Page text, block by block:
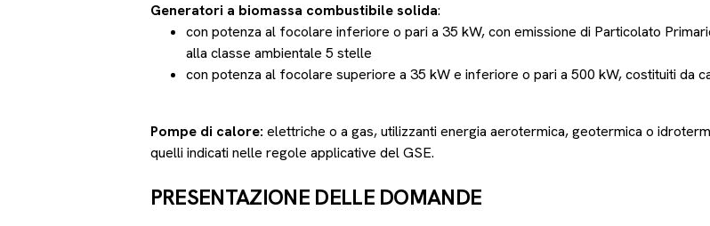
Generatori a biomassa combustibile solida:
con potenza al focolare inferiore o pari a 35 kW, con emissione di Particolato
alla classe ambientale 5 stelle
con potenza al focolare superiore a 35 kW e inferiore o pari a 500 kW, costituiti da
Pompe di calore: elettriche o a gas, utilizzanti energia aerotermica, geotermica o
quelli indicati nelle regole applicative del GSE.
PRESENTAZIONE DELLE DOMANDE